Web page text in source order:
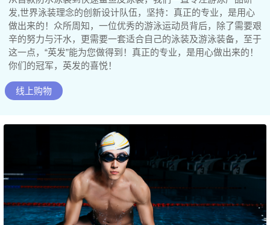
发,世界泳装理念的创新设计队伍，坚持：真正的专业，是用心
做出来的！众所周知，一位优秀的游泳运动员背后，除了需要艰
辛的努力与汗水，更需要一套适合自己的泳装及游泳装备，至于
这一点，“英发”能为您做得到！真正的专业，是用心做出来的！
你们的冠军，英发的喜悦！
线上购物